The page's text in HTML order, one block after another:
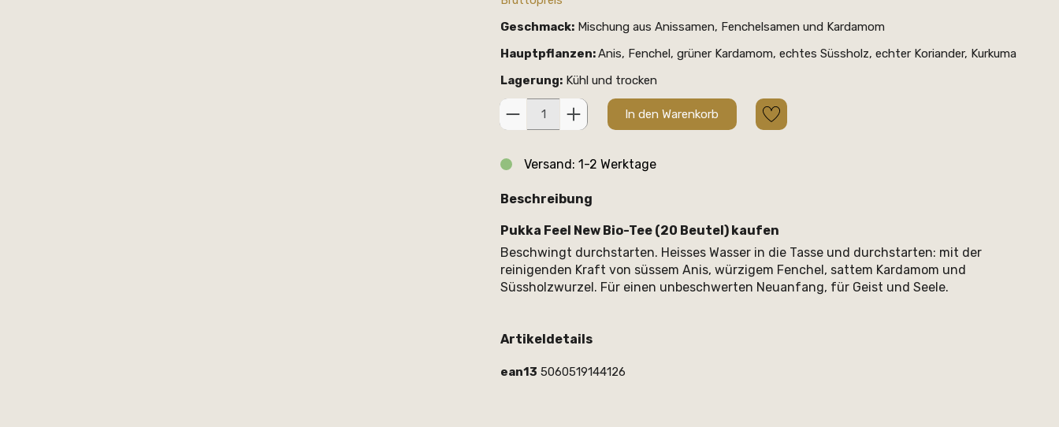
Geschmack: Mischung aus Anissamen, Fenchelsamen und Kardamom
Hauptpflanzen:Anis, Fenchel, grüner Kardamom, echtes Süssholz, echter Koriander, Kurkuma
Lagerung: Kühl und trocken
In den Warenkorb
Versand: 1-2 Werktage
Beschreibung
Pukka Feel New Bio-Tee (20 Beutel) kaufen
Beschwingt durchstarten. Heisses Wasser in die Tasse und durchstarten: mit der
reinigenden Kraft von süssem Anis, würzigem Fenchel, sattem Kardamom und
Süssholzwurzel. Für einen unbeschwerten Neuanfang, für Geist und Seele.
Artikeldetails
ean13 5060519144126